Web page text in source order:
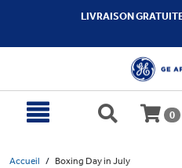
LIVRAISON
0
Accueil Boxing Day in July